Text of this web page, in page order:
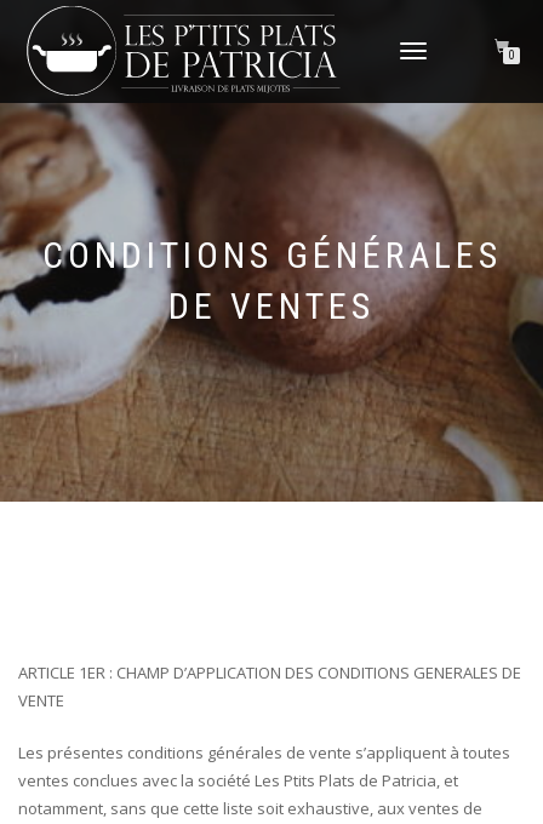
DÉPLIER
0
CONDITIONS GÉNÉRALES
DE VENTES
ARTICLE 1ER : CHAMP D’APPLICATION DES CONDITIONS GENERALES DE
VENTE
Les présentes conditions générales de vente s’appliquent à toutes
ventes conclues avec la société Les Ptits Plats de Patricia, et
notamment, sans que cette liste soit exhaustive, aux ventes de